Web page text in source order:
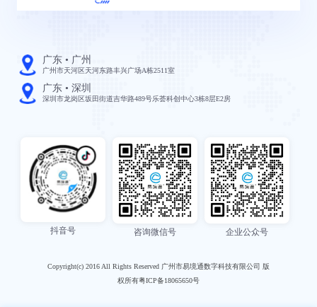
广东 • 广州
广州市天河区天河东路丰兴广场A栋2511室
广东 • 深圳
深圳市龙岗区坂田街道吉华路489号乐荟科创中心3栋8层E2房
抖音号 咨询微信号 企业公众号
Copyright(c) 2016 All Rights Reserved 广州市易境通数字科技有限公司 版
权所有粤ICP备18065650号